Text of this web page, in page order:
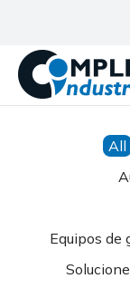
All
Equipos de